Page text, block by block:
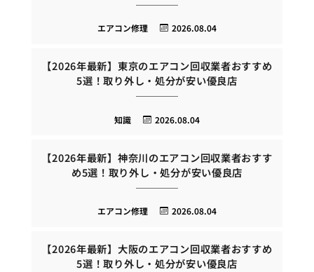
2026.08.04
エアコン修理
【2026年最新】東京のエアコン回収業者おすすめ
5選！取り外し・処分が安い優良店
2026.08.04
知識
【2026年最新】神奈川のエアコン回収業者おすす
め5選！取り外し・処分が安い優良店
2026.08.04
エアコン修理
【2026年最新】大阪のエアコン回収業者おすすめ
5選！取り外し・処分が安い優良店